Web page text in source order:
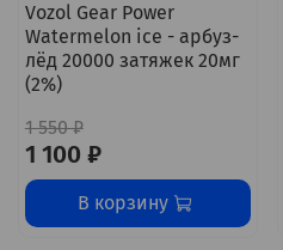
Vozol Gear Power
Watermelon ice - арбуз-
лёд 20000 затяжек 20мг
(2%)
1 550 ₽
1 100 ₽
В корзину